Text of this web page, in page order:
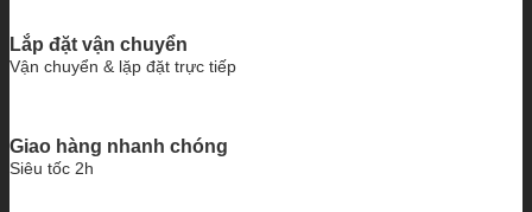
Lắp đặt vận chuyển
Vận chuyển & lặp đặt trực tiếp
Giao hàng nhanh chóng
Siêu tốc 2h